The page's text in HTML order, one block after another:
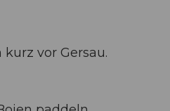
vor Gersau.